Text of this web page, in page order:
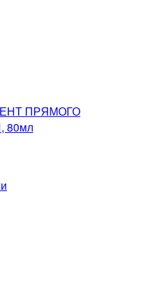
ПРЯМОГО
80мл